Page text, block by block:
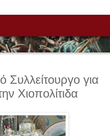
Συλλείτουργο για
Χιοπολίτιδα